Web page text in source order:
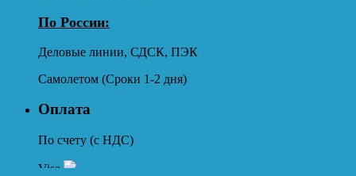
По России:
Деловые линии, СДСК, ПЭК
Самолетом (Сроки 1-2 дня)
Оплата
По счету (с НДС)
Visa